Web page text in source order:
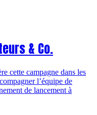
& Co.
cette campagne dans les
l’équipe de
de lancement à